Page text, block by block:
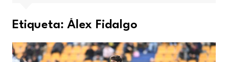
Etiqueta: Álex Fidalgo